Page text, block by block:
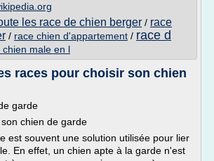
les race de chien berger / race
/ race chien d'appartement / race d
chien male en l
races pour choisir son chien
garde
chien de garde
est souvent une solution utilisée pour lier
En effet, un chien apte à la garde n'est